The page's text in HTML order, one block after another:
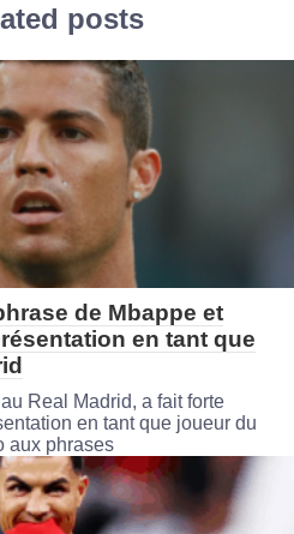
posts
de Mbappe et
en tant que
Real Madrid, a fait forte
en tant que joueur du
aux phrases